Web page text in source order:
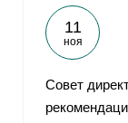
11
ноя
Совет